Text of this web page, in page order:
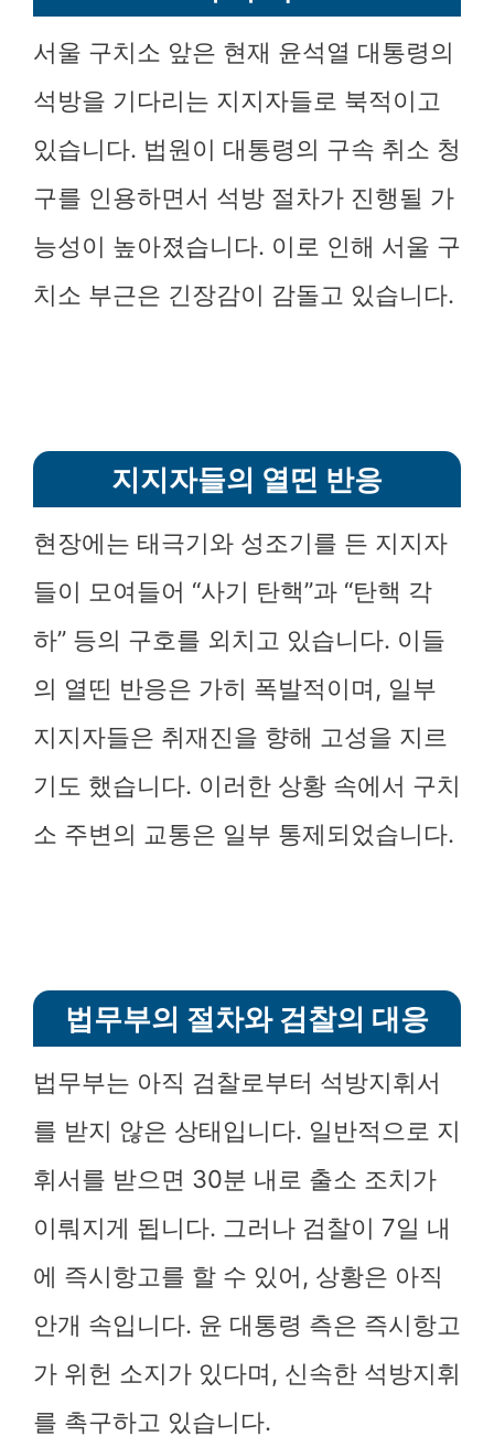
서울 구치소 앞은 현재 윤석열 대통령의
석방을 기다리는 지지자들로 북적이고
있습니다. 법원이 대통령의 구속 취소 청
구를 인용하면서 석방 절차가 진행될 가
능성이 높아졌습니다. 이로 인해 서울 구
치소 부근은 긴장감이 감돌고 있습니다.
지지자들의 열띤 반응
현장에는 태극기와 성조기를 든 지지자
들이 모여들어 “사기 탄핵”과 “탄핵 각
하” 등의 구호를 외치고 있습니다. 이들
의 열띤 반응은 가히 폭발적이며, 일부
지지자들은 취재진을 향해 고성을 지르
기도 했습니다. 이러한 상황 속에서 구치
소 주변의 교통은 일부 통제되었습니다.
법무부의 절차와 검찰의 대응
법무부는 아직 검찰로부터 석방지휘서
를 받지 않은 상태입니다. 일반적으로 지
휘서를 받으면 30분 내로 출소 조치가
이뤄지게 됩니다. 그러나 검찰이 7일 내
에 즉시항고를 할 수 있어, 상황은 아직
안개 속입니다. 윤 대통령 측은 즉시항고
가 위헌 소지가 있다며, 신속한 석방지휘
를 촉구하고 있습니다.